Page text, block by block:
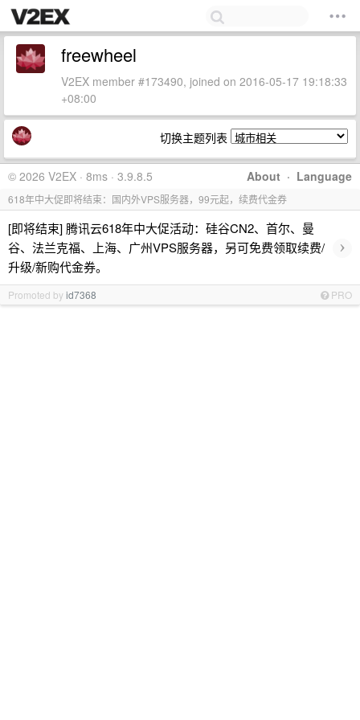
freewheel
V2EX member #173490, joined on 2016-05-17 19:18:33
+08:00
切换主题列表
About · Language
© 2026 V2EX · 8ms · 3.9.8.5
618年中大促即将结束：国内外VPS服务器，99元起，续费代金券
[即将结束] 腾讯云618年中大促活动：硅谷CN2、首尔、曼
谷、法兰克福、上海、广州VPS服务器，另可免费领取续费/
升级/新购代金券。
›
Promoted byid7368 PRO